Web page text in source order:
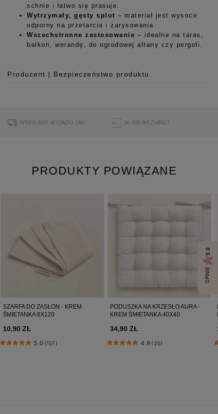
schnie i łatwo się prasuje.
Wytrzymały, gęsty splot – materiał jest wysoce
odporny na przetarcia i zarysowania.
Wszechstronne zastosowanie – idealne na taras,
balkon, werandę, do ogrodowej altany czy pergoli.
Producent | Bezpieczeństwo produktu
ul. Buforowa 125/H-10a
Pobierz instrukcję bezpieczeństwa produktu
WYSYŁAMY W CIĄGU 24H 30 DNI NA ZWROT
PRODUKTY POWIĄZANE
SZARFA DO ZASŁON - KREM
ŚMIETANKA 8X120
10,90 ZŁ
5.0 (127)
PODUSZKA NA KRZESŁO AURA -
KREM ŚMIETANKA 40X40
34,90 ZŁ
4.9 (20)
OPINIE
5.0